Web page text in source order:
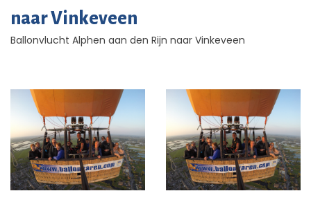
naar Vinkeveen
Ballonvlucht Alphen aan den Rijn naar Vinkeveen